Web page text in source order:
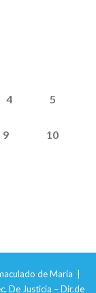
4 5
9 10
de María |
De Justicia – Dir.de